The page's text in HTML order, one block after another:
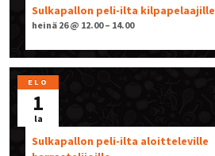
Sulkapallon peli-ilta kilpapelaajille
heinä 26 @ 12.00 – 14.00
ELO
1
la
Sulkapallon peli-ilta aloitteleville